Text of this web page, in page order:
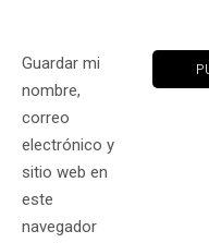
Guardar mi
nombre,
correo
electrónico y
sitio web en
este
navegador